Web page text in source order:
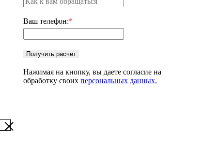
Ваш телефон:*
Получить расчет
Нажимая на кнопку, вы даете согласие на
обработку своих персональных данных.